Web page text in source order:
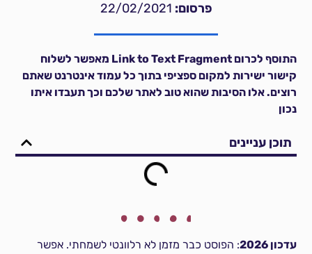
פרסום: 22/02/2021
התוסף לכרום Link to Text Fragment מאפשר לשלוח
קישור ישירות למקום ספציפי בתוך כל עמוד אינטרנט שאתם
רוצים. אלו הסיבות שהוא טוב לאתר שלכם וכך תעבדו איתו
נכון
תוכן עניינים
עדכון 2026
: הפוסט כבר מזמן לא רלוונטי לשמחתי. אפשר